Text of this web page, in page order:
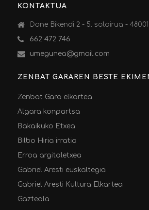
KONTAKTUA
Done Bikendi 2 - 5. solairua -
662 472 746
umegunea@gmail.com
ZENBAT GARAREN BESTE
Zenbat Gara elkartea
Algara konpartsa
Bakaikuko Etxea
Bilbo Hiria irratia
Erroa argitaletxea
Gabriel Aresti euskaltegia
Gabriel Aresti Kultura Elkartea
Gazteola